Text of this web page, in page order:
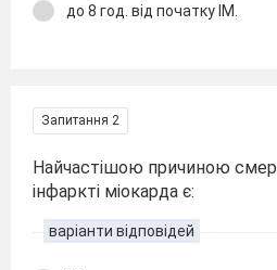
до 8 год. від початку ІМ.
Запитання 2
Найчастішою причиною
інфаркті міокарда є:
варіанти відповідей